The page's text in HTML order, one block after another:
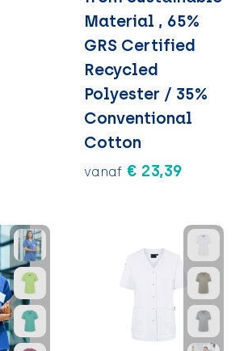
Material , 65%
GRS Certified
Recycled
Polyester / 35%
Conventional
Cotton
vanaf € 23,39